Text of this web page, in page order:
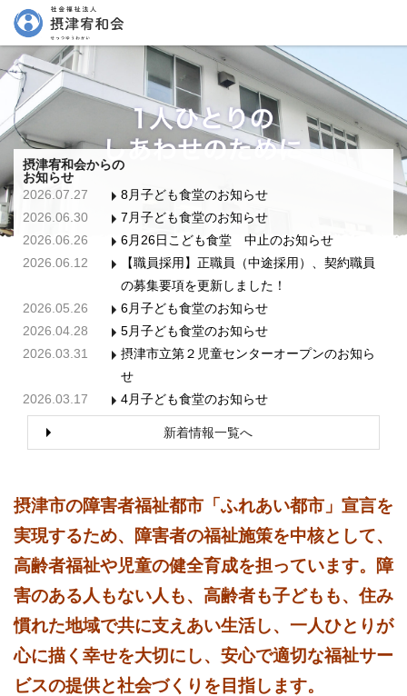
摂津宥和会からの
お知らせ
2026.07.27
8月子ども食堂のお知らせ
2026.06.30
7月子ども食堂のお知らせ
2026.06.26
6月26日こども食堂 中止のお知らせ
2026.06.12
【職員採用】正職員（中途採用）、契約職員
の募集要項を更新しました！
2026.05.26
6月子ども食堂のお知らせ
2026.04.28
5月子ども食堂のお知らせ
2026.03.31
摂津市立第２児童センターオープンのお知ら
せ
2026.03.17
4月子ども食堂のお知らせ
新着情報一覧へ
摂津市の障害者福祉都市「ふれあい都市」宣言を
実現するため、障害者の福祉施策を中核として、
高齢者福祉や児童の健全育成を担っています。障
害のある人もない人も、高齢者も子どもも、住み
慣れた地域で共に支えあい生活し、一人ひとりが
心に描く幸せを大切にし、安心で適切な福祉サー
ビスの提供と社会づくりを目指します。